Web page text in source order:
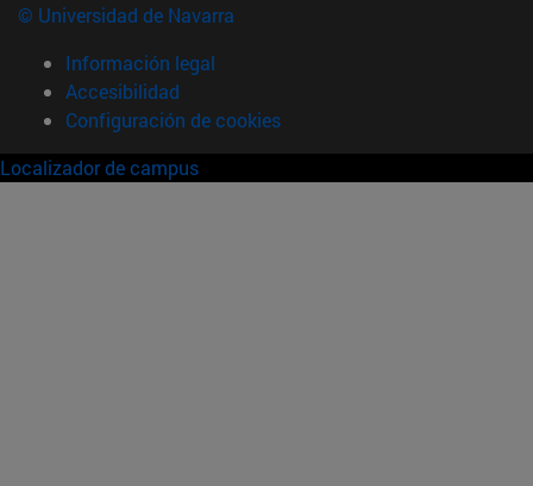
© Universidad de Navarra
Información legal
Accesibilidad
Configuración de cookies
Localizador de campus